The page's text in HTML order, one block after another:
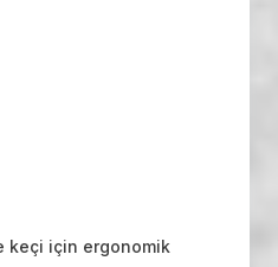
keçi için ergonomik